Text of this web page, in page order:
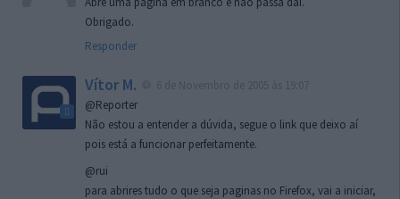
Obrigado.
Responder
Vítor M.
@Reporter
Não estou a entender a dúvida, segue o link que deixo aí
pois está a funcionar perfeitamente.
@rui
para abrires tudo o que seja paginas no Firefox, vai a iniciar,